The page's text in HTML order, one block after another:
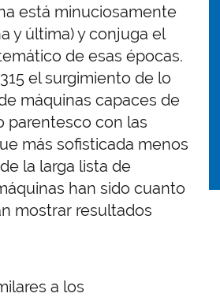
está minuciosamente
y última) y conjuga el
de esas épocas.
el surgimiento de lo
máquinas capaces de
parentesco con las
más sofisticada menos
la larga lista de
han sido cuanto
mostrar resultados
a los